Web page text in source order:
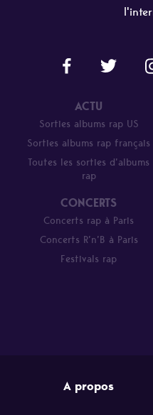
ACTU
Sorties albums rap US
Sorties albums rap français
Toutes les sorties d’albums
rap
CONCERTS
Concerts rap à Paris
Concerts R’n’B à Paris
Festivals rap
A propos